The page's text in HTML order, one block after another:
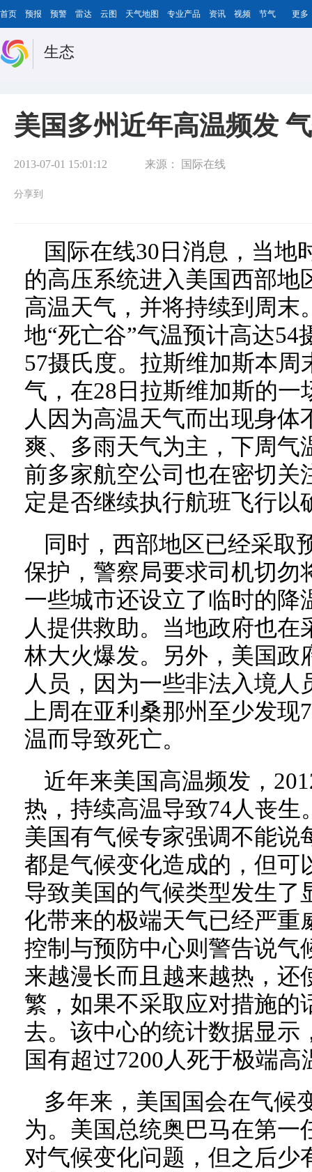
首页 预报 预警 雷达 云图 天气地图 专业产品 资讯 视频 节气 更多
生态
美国多州近年高温频发
2013-07-01 15:01:12 来源： 国际在线
分享到
国际在线30日消息，当地
的高压系统进入美国西部地
高温天气，并将持续到周末
地“死亡谷”气温预计高达
57摄氏度。拉斯维加斯本
气，在28日拉斯维加斯的一
人因为高温天气而出现身
爽、多雨天气为主，下周气
前多家航空公司也在密切关
定是否继续执行航班飞行以
同时，西部地区已经采取
保护，警察局要求司机切勿
一些城市还设立了临时的降
人提供救助。当地政府也
林大火爆发。另外，美国政
人员，因为一些非法入境
上周在亚利桑那州至少发
温而导致死亡。
近年来美国高温频发，
热，持续高温导致74人丧
美国有气候专家强调不能说
都是气候变化造成的，但可
导致美国的气候类型发生了
化带来的极端天气已经严重
控制与预防中心则警告说气
来越漫长而且越来越热，还
繁，如果不采取应对措施的
去。该中心的统计数据显示
国有超过7200人死于极端高
多年来，美国国会在气候
为。美国总统奥巴马在第一
对气候变化问题，但之后少